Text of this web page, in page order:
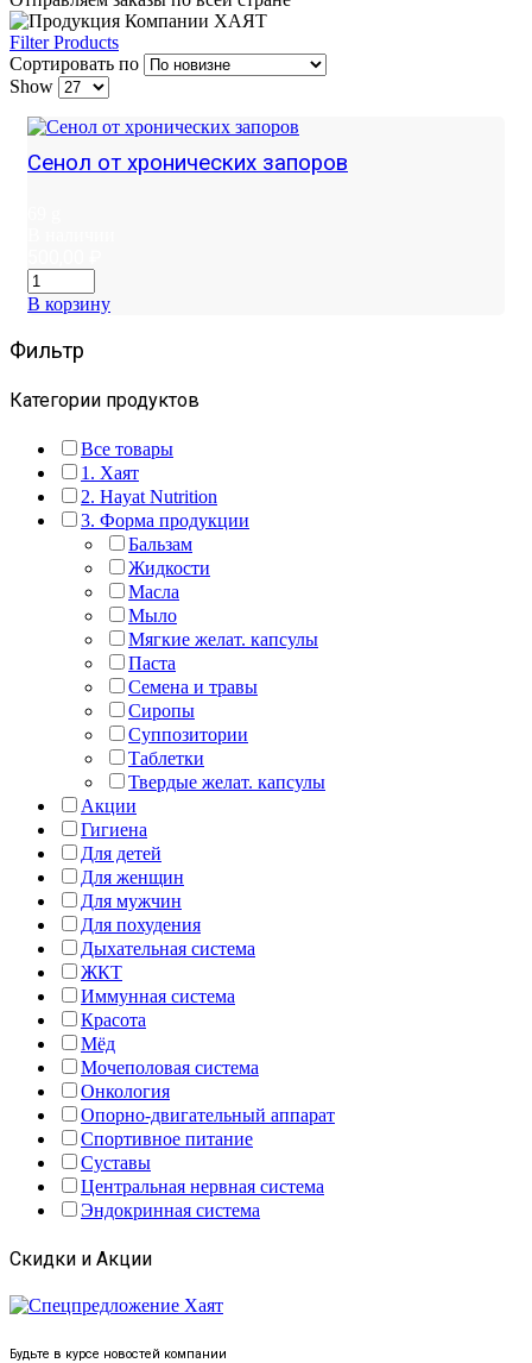
Filter Products
Сортировать по
Show
Сенол от хронических запоров
В корзину
Фильтр
Категории продуктов
Все товары
1. Хаят
2. Hayat Nutrition
3. Форма продукции
Бальзам
Жидкости
Масла
Мыло
Мягкие желат. капсулы
Паста
Семена и травы
Сиропы
Суппозитории
Таблетки
Твердые желат. капсулы
Акции
Гигиена
Для детей
Для женщин
Для мужчин
Для похудения
Дыхательная система
ЖКТ
Иммунная система
Красота
Мёд
Мочеполовая система
Онкология
Опорно-двигательный аппарат
Спортивное питание
Суставы
Центральная нервная система
Эндокринная система
Скидки и Акции
Будьте в курсе новостей компании